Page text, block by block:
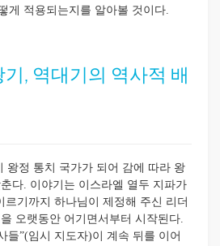
게 적용되는지를 알아볼 것이다.
, 역대기의 역사적 배
왕정 통치 국가가 되어 감에 따라 왕
다. 이야기는 이스라엘 열두 지파가
르기까지 하나님이 제정해 주신 리더
오랫동안 어기면서부터 시작된다.
들”(임시 지도자)이 계속 뒤를 이어